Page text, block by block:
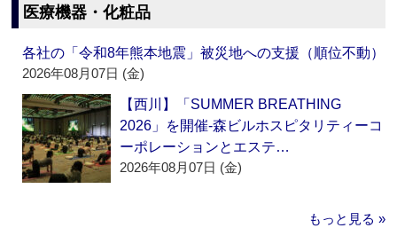
医療機器・化粧品
各社の「令和8年熊本地震」被災地への支援（順位不動）
2026年08月07日 (金)
【西川】「SUMMER BREATHING
2026」を開催‐森ビルホスピタリティーコ
ーポレーションとエステ…
2026年08月07日 (金)
もっと見る »